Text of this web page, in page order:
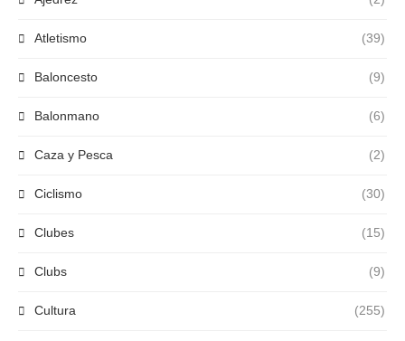
Atletismo (39)
Baloncesto (9)
Balonmano (6)
Caza y Pesca (2)
Ciclismo (30)
Clubes (15)
Clubs (9)
Cultura (255)